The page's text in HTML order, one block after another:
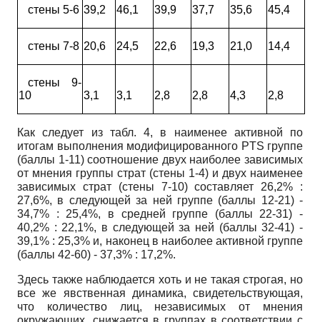
стены 5-6 39,2 46,1 39,9 37,7 35,6 45,4
стены 7-8 20,6 24,5 22,6 19,3 21,0 14,4
стены 9-
10
3,1 3,1 2,8 2,8 4,3 2,8
Как следует из табл. 4, в наименее активной по
итогам выполнения модифицированного PTS группе
(баллы 1-11) соотношение двух наиболее зависимых
от мнения группы страт (стены 1-4) и двух наименее
зависимых страт (стены 7-10) составляет 26,2% :
27,6%, в следующей за ней группе (баллы 12-21) -
34,7% : 25,4%, в средней группе (баллы 22-31) -
40,2% : 22,1%, в следующей за ней (баллы 32-41) -
39,1% : 25,3% и, наконец в наиболее активной группе
(баллы 42-60) - 37,3% : 17,2%.
Здесь также наблюдается хоть и не такая строгая, но
все же явственная динамика, свидетельствующая,
что количество лиц, независимых от мнения